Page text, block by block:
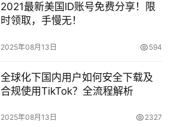
2021最新美国ID账号免费分享！限
时领取，手慢无！
2025年08月13日 594
全球化下国内用户如何安全下载及
合规使用TikTok？全流程解析
2025年08月13日 2327